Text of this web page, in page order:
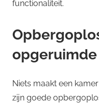
functionaliteit.
Niets maakt een
zijn goede